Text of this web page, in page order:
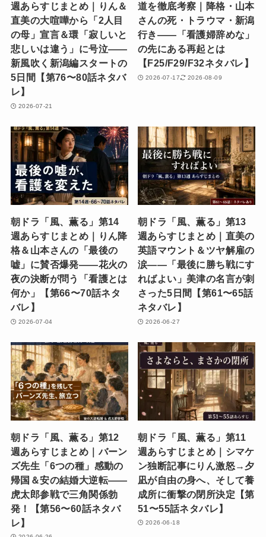
週あらすじまとめ｜りん＆
直美の大喧嘩から「2人目
の母」宣言＆環「寂しいと
悲しいは違う」に号泣——
新風吹く新潟編スタートの
5日間【第76〜80話ネタバ
レ】
2026-07-21
道を徹底考察｜降格・山本
さんの死・トラウマ・新潟
行き——「看護婦辞めな」
の先にある再起とは
【F25/F29/F32ネタバレ】
2026-07-17 2026-08-09
朝ドラ「風、薫る」第14
週あらすじまとめ｜りん降
格＆山本さんの「最後の
嘘」に賛否爆発——花火の
夜の決断が問う「看護とは
何か」【第66〜70話ネタ
バレ】
2026-07-04
朝ドラ「風、薫る」第13
週あらすじまとめ｜直美の
英語マウント＆ツヤ解雇の
涙——「最後に勝ち戦にす
ればよい」美津の名言が刺
さった5日間【第61〜65話
ネタバレ】
2026-06-27
朝ドラ「風、薫る」第12
週あらすじまとめ｜バーン
ズ先生「6つの種」感動の
帰国＆安の結婚大逆転——
虎太郎参戦で三角関係勃
発！【第56〜60話ネタバ
レ】
朝ドラ「風、薫る」第11
週あらすじまとめ｜シマケ
ン独断記事にりん激怒→夕
凪が自由の身へ、そして養
成所に衝撃の閉所決定【第
51〜55話ネタバレ】
2026-06-18